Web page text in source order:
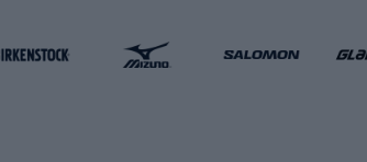
Inline korčule